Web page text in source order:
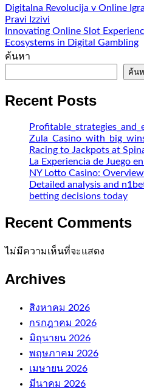
Digitalna Revolucija v Online
Pravi Izzivi
Innovating Online Slot
Ecosystems in Digital Gambling
ค้นหา
ค้น
Recent Posts
Racing to Jackpots at
La Experiencia de Juego
NY Lotto Casino:
Detailed analysis and
betting decisions today
Recent Comments
ไม่มีความเห็นที่จะแสดง
Archives
สิงหาคม 2026
กรกฎาคม 2026
มิถุนายน 2026
พฤษภาคม 2026
เมษายน 2026
มีนาคม 2026